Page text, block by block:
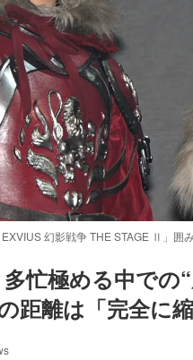
EXVIUS 幻影戦争 THE STAGE Ⅱ」
Unmute /
忙極める中での
距離は「完全に